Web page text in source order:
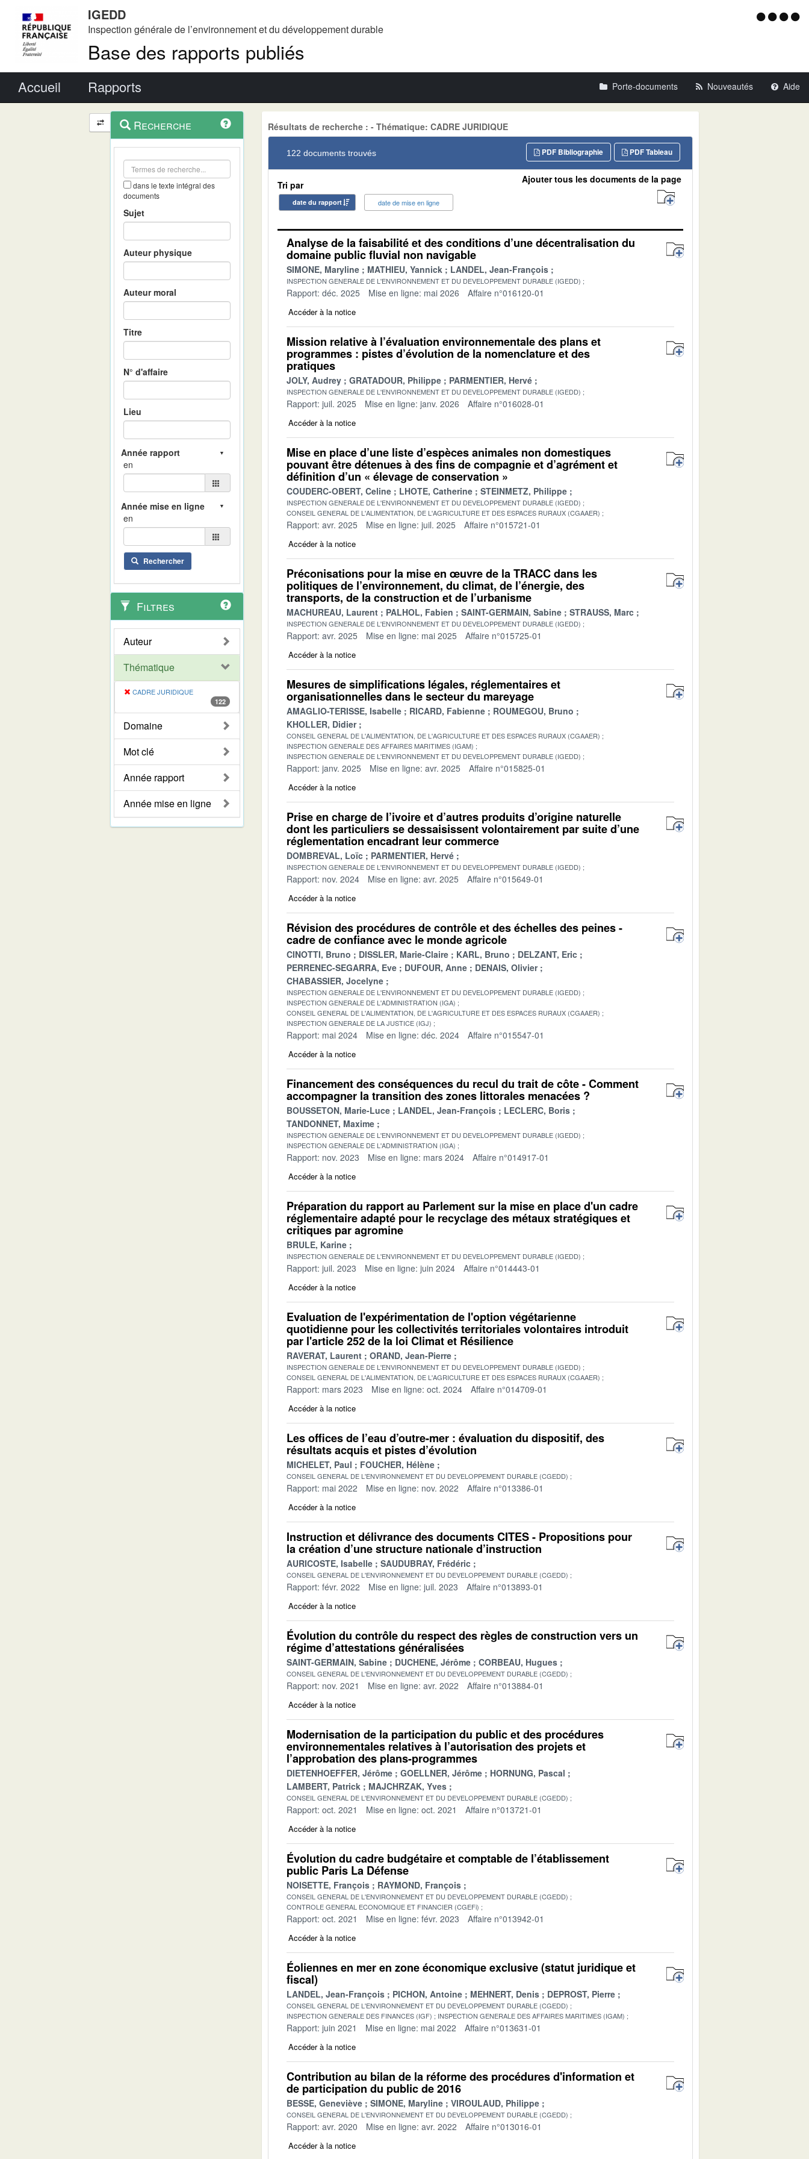
IGEDD
Inspection générale de l’environnement et du développement durable
Base des rapports publiés
Menu
Accueil Rapports Porte-documents Nouveautés Aide
Navigation
et
outils
contextuel
Recherche
dans le texte intégral des
documents
Sujet
Auteur physique
Auteur moral
Titre
N° d'affaire
Lieu
en
en
Rechercher
Filtres
Auteur
Thématique
CADRE JURIDIQUE
122
Domaine
Mot clé
Année rapport
Année mise en ligne
Résultats de recherche : - Thématique: CADRE JURIDIQUE
122 documents trouvés PDF Tableau
PDF Bibliographie
Tri par
date du rapport date de mise en ligne
Ajouter tous les documents de la page
Analyse de la faisabilité et des conditions d’une décentralisation du
domaine public fluvial non navigable
SIMONE, Maryline MATHIEU, Yannick LANDEL, Jean-François
INSPECTION GENERALE DE L'ENVIRONNEMENT ET DU DEVELOPPEMENT DURABLE (IGEDD)
Rapport: déc. 2025 Mise en ligne: mai 2026 Affaire n°016120-01
Accéder à la notice
Mission relative à l’évaluation environnementale des plans et
programmes : pistes d’évolution de la nomenclature et des
pratiques
JOLY, Audrey GRATADOUR, Philippe PARMENTIER, Hervé
INSPECTION GENERALE DE L'ENVIRONNEMENT ET DU DEVELOPPEMENT DURABLE (IGEDD)
Rapport: juil. 2025 Mise en ligne: janv. 2026 Affaire n°016028-01
Accéder à la notice
Mise en place d’une liste d’espèces animales non domestiques
pouvant être détenues à des fins de compagnie et d’agrément et
définition d’un « élevage de conservation »
COUDERC-OBERT, Celine LHOTE, Catherine STEINMETZ, Philippe
INSPECTION GENERALE DE L'ENVIRONNEMENT ET DU DEVELOPPEMENT DURABLE (IGEDD)
CONSEIL GENERAL DE L'ALIMENTATION, DE L'AGRICULTURE ET DES ESPACES RURAUX (CGAAER)
Rapport: avr. 2025 Mise en ligne: juil. 2025 Affaire n°015721-01
Accéder à la notice
Préconisations pour la mise en œuvre de la TRACC dans les
politiques de l’environnement, du climat, de l’énergie, des
transports, de la construction et de l’urbanisme
MACHUREAU, Laurent PALHOL, Fabien SAINT-GERMAIN, Sabine STRAUSS, Marc
INSPECTION GENERALE DE L'ENVIRONNEMENT ET DU DEVELOPPEMENT DURABLE (IGEDD)
Rapport: avr. 2025 Mise en ligne: mai 2025 Affaire n°015725-01
Accéder à la notice
Mesures de simplifications légales, réglementaires et
organisationnelles dans le secteur du mareyage
AMAGLIO-TERISSE, Isabelle RICARD, Fabienne
ROUMEGOU, Bruno
KHOLLER, Didier
CONSEIL GENERAL DE L'ALIMENTATION, DE L'AGRICULTURE ET DES ESPACES RURAUX (CGAAER)
INSPECTION GENERALE DES AFFAIRES MARITIMES (IGAM)
INSPECTION GENERALE DE L'ENVIRONNEMENT ET DU DEVELOPPEMENT DURABLE (IGEDD)
Rapport: janv. 2025 Mise en ligne: avr. 2025 Affaire n°015825-01
Accéder à la notice
Prise en charge de l’ivoire et d’autres produits d’origine naturelle
dont les particuliers se dessaisissent volontairement par suite d’une
réglementation encadrant leur commerce
DOMBREVAL, Loïc PARMENTIER, Hervé
INSPECTION GENERALE DE L'ENVIRONNEMENT ET DU DEVELOPPEMENT DURABLE (IGEDD)
Rapport: nov. 2024 Mise en ligne: avr. 2025 Affaire n°015649-01
Accéder à la notice
Révision des procédures de contrôle et des échelles des peines -
cadre de confiance avec le monde agricole
CINOTTI, Bruno DISSLER, Marie-Claire KARL, Bruno
DELZANT, Eric
PERRENEC-SEGARRA, Eve
DUFOUR, Anne
DENAIS, Olivier
CHABASSIER, Jocelyne
INSPECTION GENERALE DE L'ENVIRONNEMENT ET DU DEVELOPPEMENT DURABLE (IGEDD)
INSPECTION GENERALE DE L'ADMINISTRATION (IGA)
CONSEIL GENERAL DE L'ALIMENTATION, DE L'AGRICULTURE ET DES ESPACES RURAUX (CGAAER)
INSPECTION GENERALE DE LA JUSTICE (IGJ)
Rapport: mai 2024 Mise en ligne: déc. 2024 Affaire n°015547-01
Accéder à la notice
Financement des conséquences du recul du trait de côte - Comment
accompagner la transition des zones littorales menacées ?
BOUSSETON, Marie-Luce LANDEL, Jean-François
LECLERC, Boris
TANDONNET, Maxime
INSPECTION GENERALE DE L'ENVIRONNEMENT ET DU DEVELOPPEMENT DURABLE (IGEDD)
INSPECTION GENERALE DE L'ADMINISTRATION (IGA)
Rapport: nov. 2023 Mise en ligne: mars 2024 Affaire n°014917-01
Accéder à la notice
Préparation du rapport au Parlement sur la mise en place d'un cadre
réglementaire adapté pour le recyclage des métaux stratégiques et
critiques par agromine
BRULE, Karine
INSPECTION GENERALE DE L'ENVIRONNEMENT ET DU DEVELOPPEMENT DURABLE (IGEDD)
Rapport: juil. 2023 Mise en ligne: juin 2024 Affaire n°014443-01
Accéder à la notice
Evaluation de l'expérimentation de l'option végétarienne
quotidienne pour les collectivités territoriales volontaires introduit
par l'article 252 de la loi Climat et Résilience
RAVERAT, Laurent ORAND, Jean-Pierre
INSPECTION GENERALE DE L'ENVIRONNEMENT ET DU DEVELOPPEMENT DURABLE (IGEDD)
CONSEIL GENERAL DE L'ALIMENTATION, DE L'AGRICULTURE ET DES ESPACES RURAUX (CGAAER)
Rapport: mars 2023 Mise en ligne: oct. 2024 Affaire n°014709-01
Accéder à la notice
Les offices de l’eau d’outre-mer : évaluation du dispositif, des
résultats acquis et pistes d’évolution
MICHELET, Paul FOUCHER, Hélène
CONSEIL GENERAL DE L'ENVIRONNEMENT ET DU DEVELOPPEMENT DURABLE (CGEDD)
Rapport: mai 2022 Mise en ligne: nov. 2022 Affaire n°013386-01
Accéder à la notice
Instruction et délivrance des documents CITES - Propositions pour
la création d’une structure nationale d’instruction
AURICOSTE, Isabelle SAUDUBRAY, Frédéric
CONSEIL GENERAL DE L'ENVIRONNEMENT ET DU DEVELOPPEMENT DURABLE (CGEDD)
Rapport: févr. 2022 Mise en ligne: juil. 2023 Affaire n°013893-01
Accéder à la notice
Évolution du contrôle du respect des règles de construction vers un
régime d’attestations généralisées
SAINT-GERMAIN, Sabine DUCHENE, Jérôme CORBEAU, Hugues
CONSEIL GENERAL DE L'ENVIRONNEMENT ET DU DEVELOPPEMENT DURABLE (CGEDD)
Rapport: nov. 2021 Mise en ligne: avr. 2022 Affaire n°013884-01
Accéder à la notice
Modernisation de la participation du public et des procédures
environnementales relatives à l’autorisation des projets et
l’approbation des plans-programmes
DIETENHOEFFER, Jérôme GOELLNER, Jérôme
HORNUNG, Pascal
LAMBERT, Patrick
MAJCHRZAK, Yves
CONSEIL GENERAL DE L'ENVIRONNEMENT ET DU DEVELOPPEMENT DURABLE (CGEDD)
Rapport: oct. 2021 Mise en ligne: oct. 2021 Affaire n°013721-01
Accéder à la notice
Évolution du cadre budgétaire et comptable de l’établissement
public Paris La Défense
NOISETTE, François RAYMOND, François
CONSEIL GENERAL DE L'ENVIRONNEMENT ET DU DEVELOPPEMENT DURABLE (CGEDD)
CONTROLE GENERAL ECONOMIQUE ET FINANCIER (CGEFi)
Rapport: oct. 2021 Mise en ligne: févr. 2023 Affaire n°013942-01
Accéder à la notice
Éoliennes en mer en zone économique exclusive (statut juridique et
fiscal)
LANDEL, Jean-François PICHON, Antoine MEHNERT, Denis DEPROST, Pierre
CONSEIL GENERAL DE L'ENVIRONNEMENT ET DU DEVELOPPEMENT DURABLE (CGEDD)
INSPECTION GENERALE DES FINANCES (IGF)
INSPECTION GENERALE DES AFFAIRES MARITIMES (IGAM)
Rapport: juin 2021 Mise en ligne: mai 2022 Affaire n°013631-01
Accéder à la notice
Contribution au bilan de la réforme des procédures d'information et
de participation du public de 2016
BESSE, Geneviève SIMONE, Maryline VIROULAUD, Philippe
CONSEIL GENERAL DE L'ENVIRONNEMENT ET DU DEVELOPPEMENT DURABLE (CGEDD)
Rapport: avr. 2020 Mise en ligne: avr. 2022 Affaire n°013016-01
Accéder à la notice